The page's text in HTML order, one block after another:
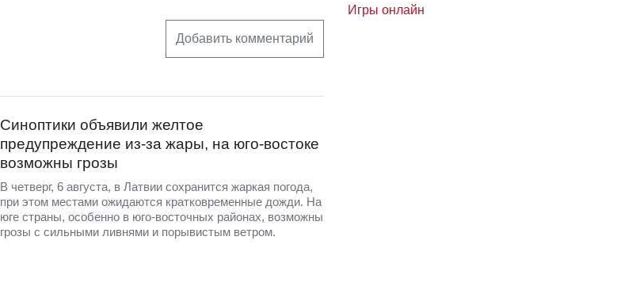
Добавить комментарий
Синоптики объявили желтое
предупреждение из-за жары, на юго-востоке
возможны грозы
В четверг, 6 августа, в Латвии сохранится жаркая погода,
при этом местами ожидаются кратковременные дожди. На
юге страны, особенно в юго-восточных районах, возможны
грозы с сильными ливнями и порывистым ветром.
Игры онлайн